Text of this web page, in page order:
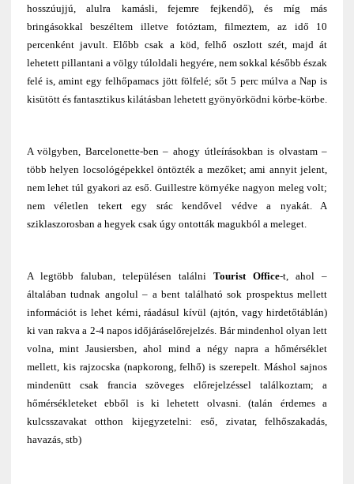
hosszúujjú, alulra kamásli, fejemre fejkendő), és míg más
bringásokkal beszéltem illetve fotóztam, filmeztem, az idő 10
percenként javult. Előbb csak a köd, felhő oszlott szét, majd át
lehetett pillantani a völgy túloldali hegyére, nem sokkal később észak
felé is, amint egy felhőpamacs jött fölfelé; sőt 5 perc múlva a Nap is
kisütött és fantasztikus kilátásban lehetett gyönyörködni körbe-körbe.
A völgyben, Barcelonette-ben – ahogy útleírásokban is olvastam –
több helyen locsológépekkel öntözték a mezőket; ami annyit jelent,
nem lehet túl gyakori az eső. Guillestre környéke nagyon meleg volt;
nem véletlen tekert egy srác kendővel védve a nyakát. A
sziklaszorosban a hegyek csak úgy ontották magukból a meleget.
A legtöbb faluban, településen találniTourist Office-t, ahol –
általában tudnak angolul – a bent található sok prospektus mellett
információt is lehet kérni, ráadásul kívül (ajtón, vagy hirdetőtáblán)
ki van rakva a 2-4 napos időjáráselőrejelzés. Bár mindenhol olyan lett
volna, mint Jausiersben, ahol mind a négy napra a hőmérséklet
mellett, kis rajzocska (napkorong, felhő) is szerepelt. Máshol sajnos
mindenütt csak francia szöveges előrejelzéssel találkoztam; a
hőmérsékleteket ebből is ki lehetett olvasni. (talán érdemes a
kulcsszavakat otthon kijegyzetelni: eső, zivatar, felhőszakadás,
havazás, stb)